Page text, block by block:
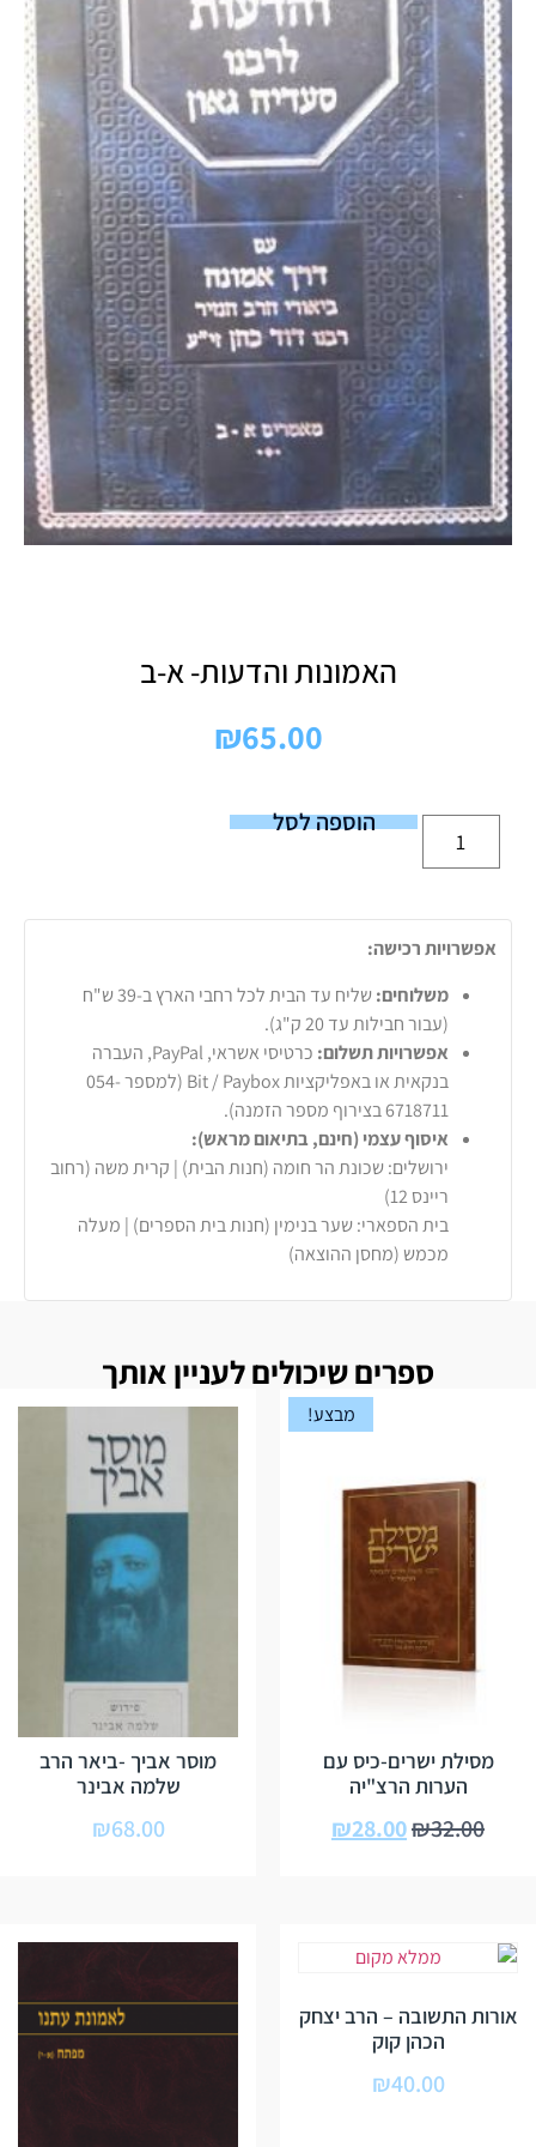
האמונות והדעות- א-ב
₪65.00
הוספה לסל
אפשרויות רכישה:
משלוחים:
שליח עד הבית לכל רחבי הארץ ב-39 ש"ח
(עבור חבילות עד 20 ק"ג).
אפשרויות תשלום:
כרטיסי אשראי, PayPal, העברה
בנקאית או באפליקציות Bit / Paybox (למספר 054-
6718711 בצירוף מספר הזמנה).
איסוף עצמי (חינם, בתיאום מראש):
ירושלים: שכונת הר חומה (חנות הבית) | קרית משה (רחוב
ריינס 12)
בית הספארי: שער בנימין (חנות בית הספרים) | מעלה
מכמש (מחסן ההוצאה)
ספרים שיכולים לעניין אותך
מבצע!
מסילת ישרים-כיס עם
הערות הרצ"יה
₪32.00
₪28.00
מוסר אביך -ביאר הרב
שלמה אבינר
₪68.00
אורות התשובה – הרב יצחק
הכהן קוק
₪40.00